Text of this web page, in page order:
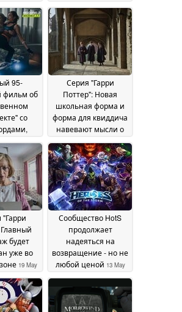
с
в один
2026
Toys14 June 2026
95-
фильм об
со
критики
29 May
Серия "Гарри
Поттер": Новая
школьная форма и
форма для квиддича
навевают мысли о
20 May 2026
будет
уже во
19 May
Сообщество HotS
продолжает
надеяться на
возвращение - но не
любой ценой 13 May
2026